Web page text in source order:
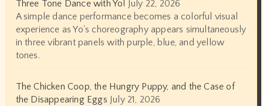
Three Tone Dance with Yo! July 22, 2026
A simple dance performance becomes a colorful visual
experience as Yo's choreography appears simultaneously
in three vibrant panels with purple, blue, and yellow
tones.
The Chicken Coop, the Hungry Puppy, and the Case of
the Disappearing Eggs July 21, 2026